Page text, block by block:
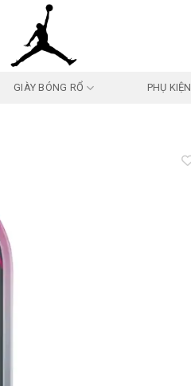
GIÀY BÓNG RỔ PHỤ KIỆN